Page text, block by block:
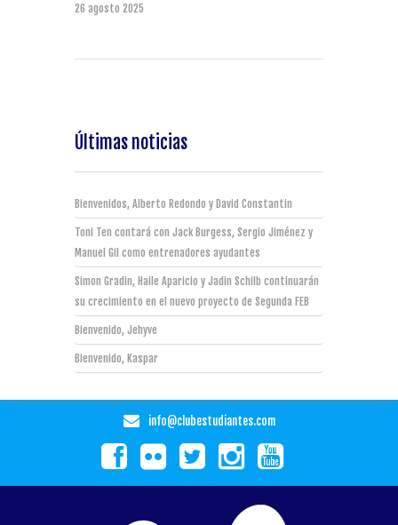
26 agosto 2025
Últimas noticias
Bienvenidos, Alberto Redondo y David Constantin
Toni Ten contará con Jack Burgess, Sergio Jiménez y
Manuel Gil como entrenadores ayudantes
Simon Gradin, Haile Aparicio y Jadin Schilb continuarán
su crecimiento en el nuevo proyecto de Segunda FEB
Bienvenido, Jehyve
Bienvenido, Kaspar
info@clubestudiantes.com